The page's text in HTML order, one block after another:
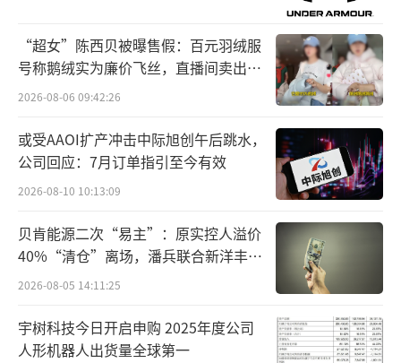
此后，百川智能又陆续完成了多次融资，
直到现在，百川智能宣布完成A轮融资。
凭借着大笔的资金支持和公司优质的人才
力量，百川智能成立不到100天，便发布了Baic
huan-7B、Baichuan-13B两款开源可免费商用
的中文大模型，且在多个权威评测榜单均名列
值得一提的是，不同于其他的大模型企
业，百川智能是国内唯一一家专注医疗的大模
型公司，并在AI医疗技术和应用上均取得了阶
段性进展。
“超女”陈西贝被曝售假：百元羽绒服
号称鹅绒实为廉价飞丝，直播间卖出超
百万元
2026-08-06 09:42:26
或受AAOI扩产冲击中际旭创午后跳水，
公司回应：7月订单指引至今有效
2026-08-10 10:13:09
贝肯能源二次“易主”：原实控人溢价
40%“清仓”离场，潘兵联合新洋丰、
宏科百世拟入主
2026-08-05 14:11:25
宇树科技今日开启申购 2025年度公司
人形机器人出货量全球第一